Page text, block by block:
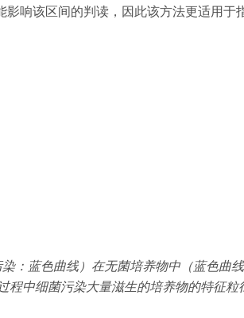
响该区间的判读，因此该方法更适用于
：蓝色曲线）在无菌培养物中（蓝色曲
程中细菌污染大量滋生的培养物的特征粒